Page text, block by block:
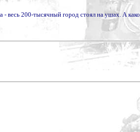
200-тысячный город стоял на ушах. А